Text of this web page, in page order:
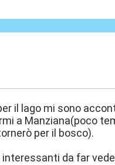
il lago mi sono
a Manziana(poco
per il bosco).
da far